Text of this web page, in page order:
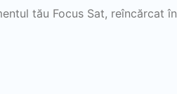
tău Focus Sat, reîncărcat